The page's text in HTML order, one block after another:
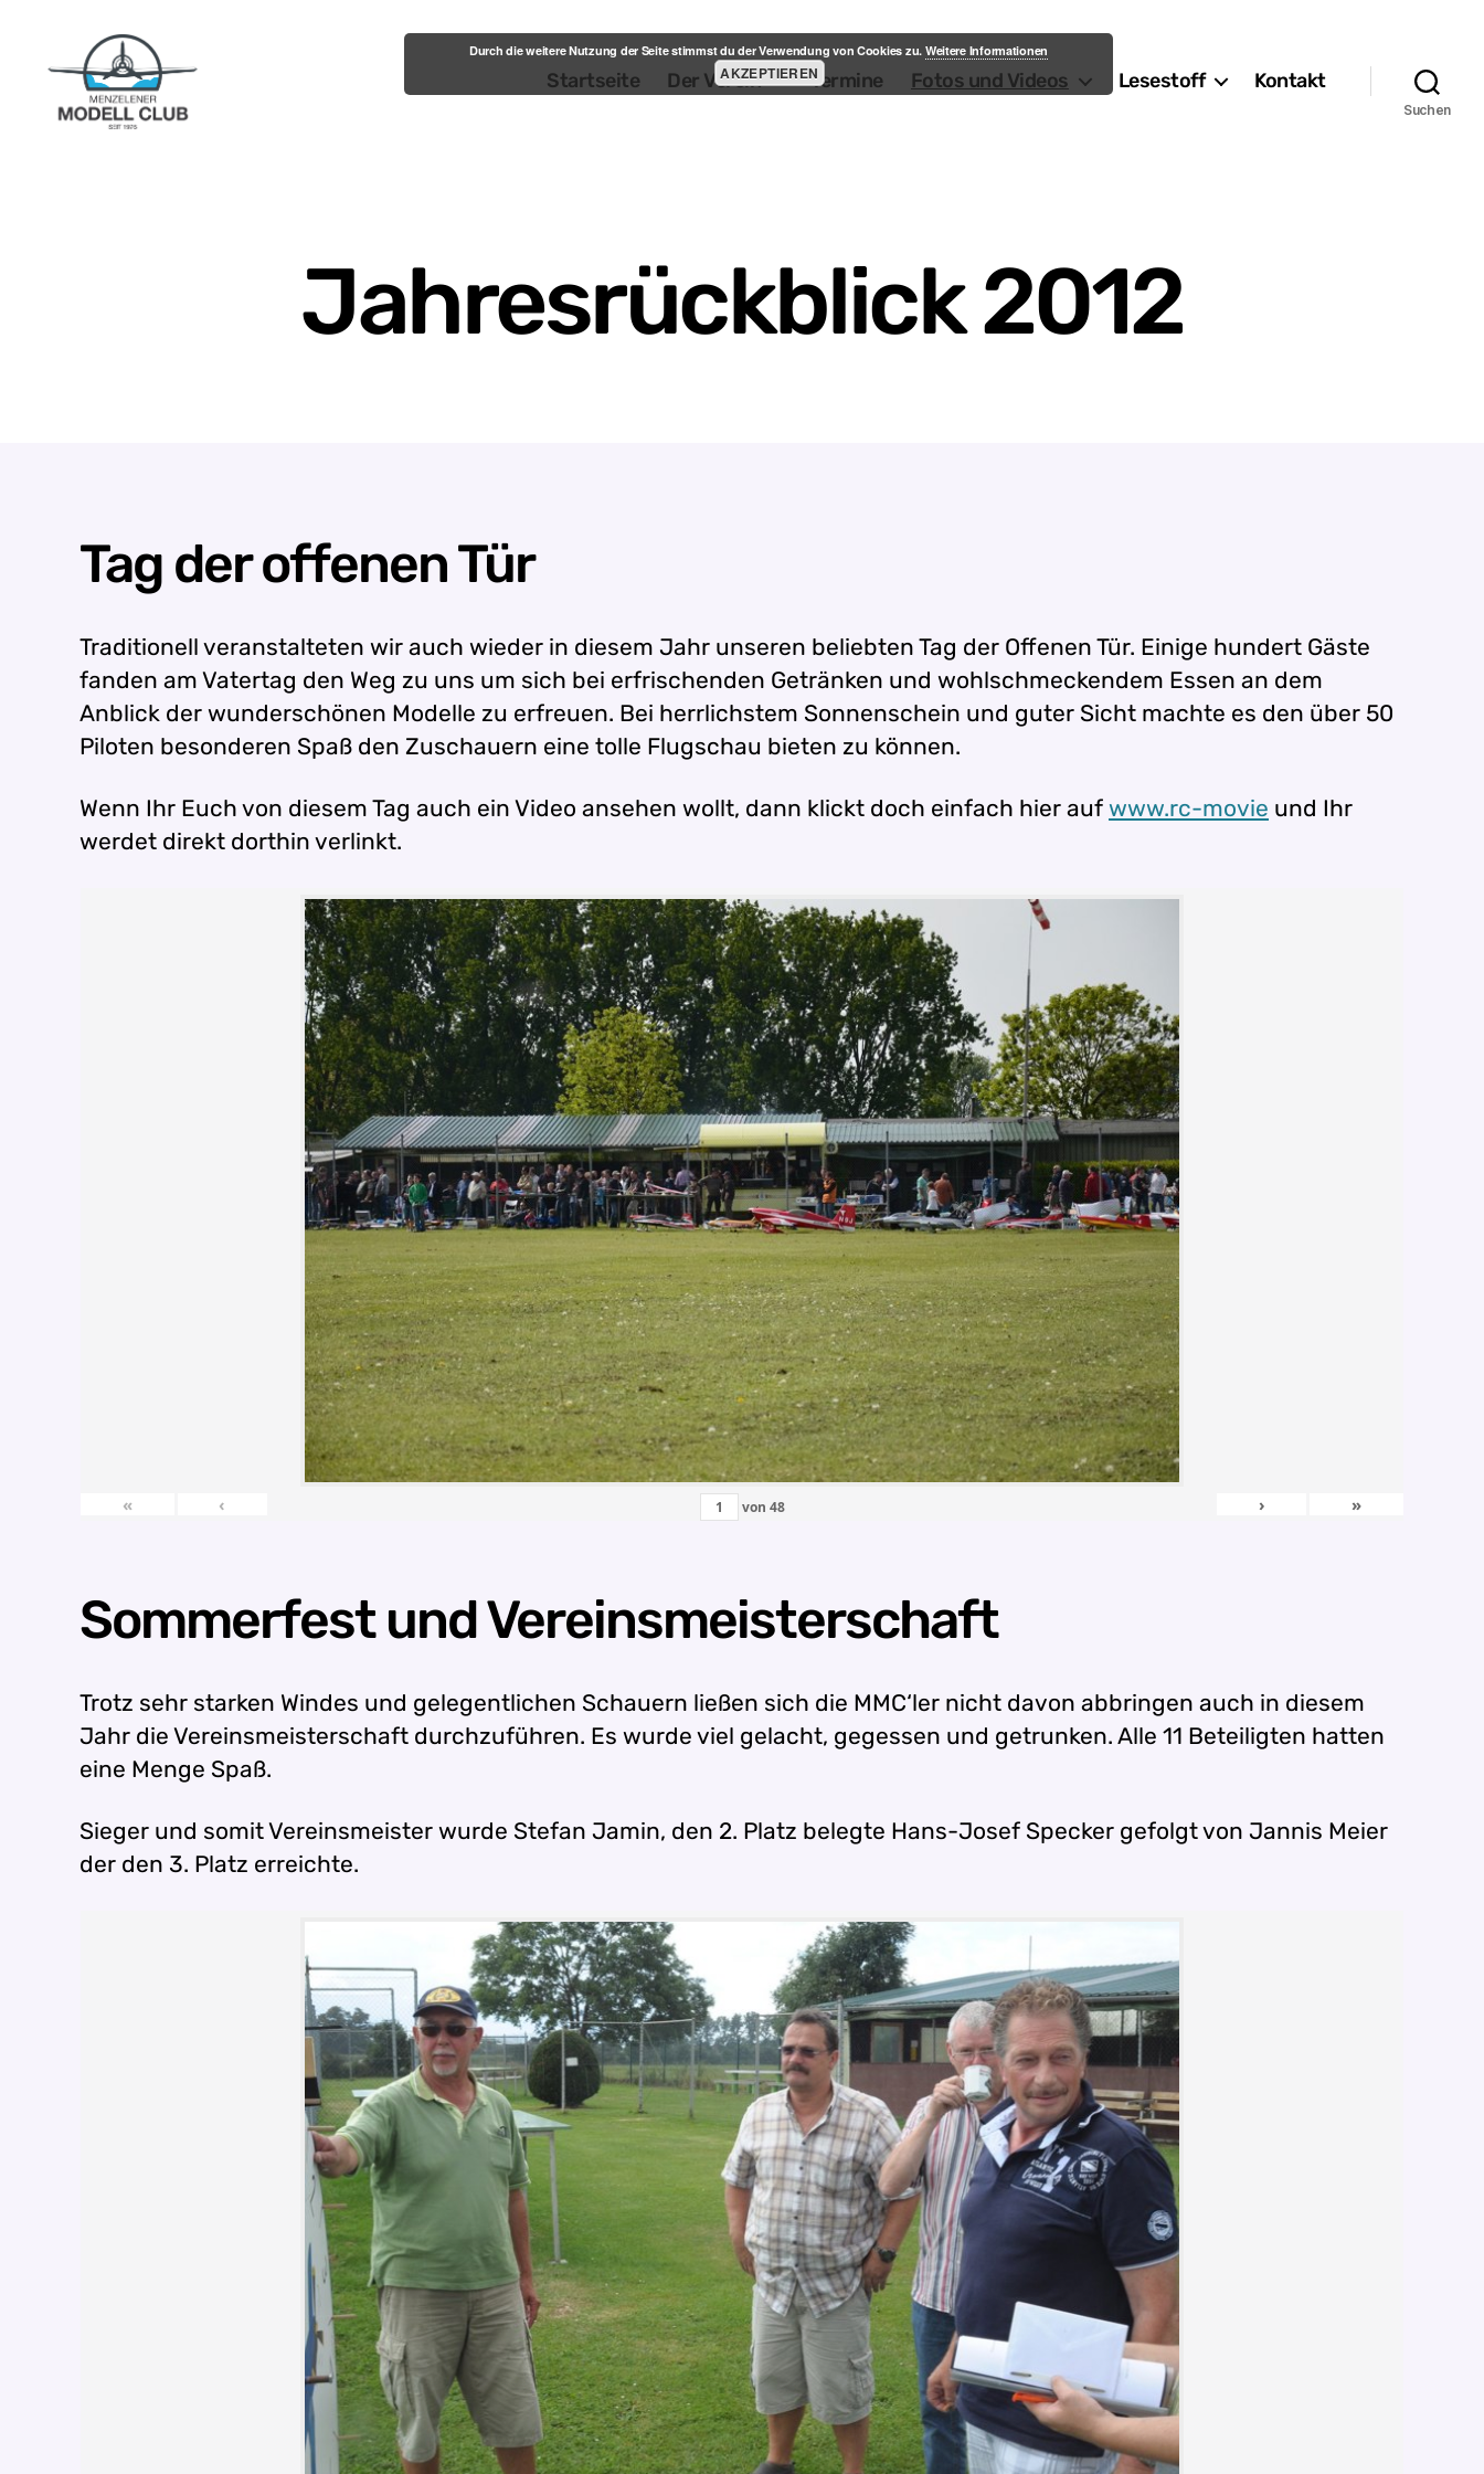
Startseite Der Verein Termine Fotos und Videos Lesestoff Kontakt
Suchen
Jahresrückblick 2012
Tag der offenen Tür
Traditionell veranstalteten wir auch wieder in diesem Jahr unseren beliebten Tag der Offenen Tür. Einige hundert Gäste
fanden am Vatertag den Weg zu uns um sich bei erfrischenden Getränken und wohlschmeckendem Essen an dem
Anblick der wunderschönen Modelle zu erfreuen. Bei herrlichstem Sonnenschein und guter Sicht machte es den über 50
Piloten besonderen Spaß den Zuschauern eine tolle Flugschau bieten zu können.
Wenn Ihr Euch von diesem Tag auch ein Video ansehen wollt, dann klickt doch einfach hier auf www.rc-movie und Ihr
werdet direkt dorthin verlinkt.
« ‹ von 48 › »
Sommerfest und Vereinsmeisterschaft
Trotz sehr starken Windes und gelegentlichen Schauern ließen sich die MMC‘ler nicht davon abbringen auch in diesem
Jahr die Vereinsmeisterschaft durchzuführen. Es wurde viel gelacht, gegessen und getrunken. Alle 11 Beteiligten hatten
eine Menge Spaß.
Sieger und somit Vereinsmeister wurde Stefan Jamin, den 2. Platz belegte Hans-Josef Specker gefolgt von Jannis Meier
der den 3. Platz erreichte.
Durch die weitere Nutzung der Seite stimmst du der Verwendung von Cookies zu. Weitere Informationen
AKZEPTIEREN